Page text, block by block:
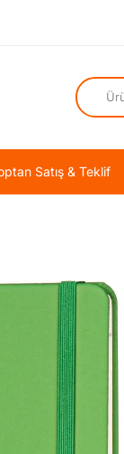
Satış & Teklif